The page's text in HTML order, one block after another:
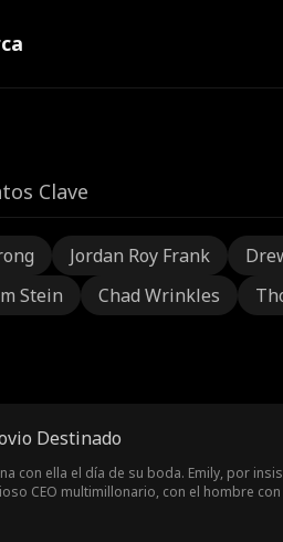
Clave
Jordan Roy Frank
Stein Chad Wrinkles
Destinado
con ella el día de su boda. Emily, por
CEO multimillonario, con el hombre